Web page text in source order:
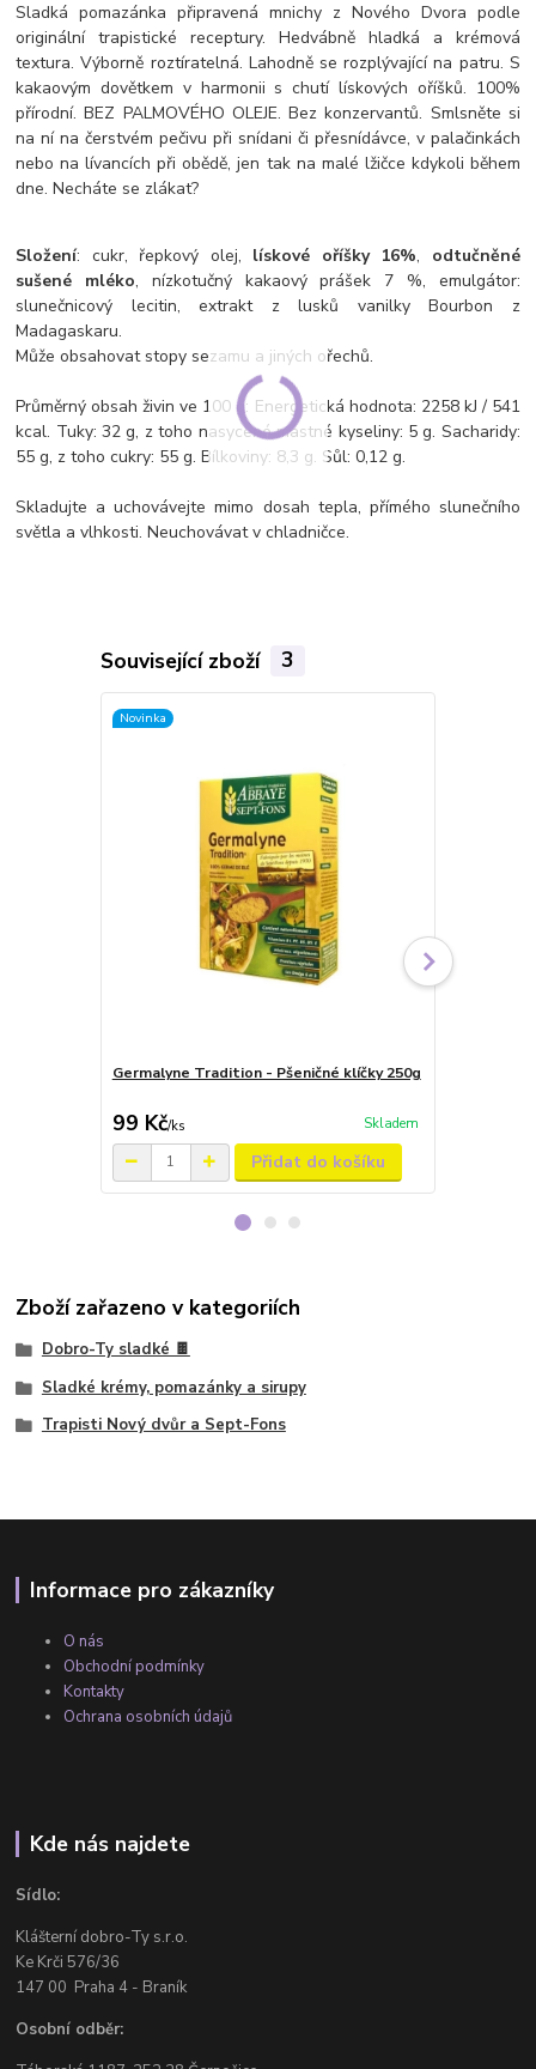
Sladká pomazánka připravená mnichy z Nového Dvora podle
originální trapistické receptury. Hedvábně hladká a krémová
textura. Výborně roztíratelná. Lahodně se rozplývající na patru. S
kakaovým dovětkem v harmonii s chutí lískových oříšků. 100%
přírodní. BEZ PALMOVÉHO OLEJE. Bez konzervantů. Smlsněte si
na ní na čerstvém pečivu při snídani či přesnídávce, v palačinkách
nebo na lívancích při obědě, jen tak na malé lžičce kdykoli během
dne. Necháte se zlákat?
Složení: cukr, řepkový olej, lískové oříšky 16%, odtučněné
sušené mléko, nízkotučný kakaový prášek 7 %, emulgátor:
slunečnicový lecitin, extrakt z lusků vanilky Bourbon z
Madagaskaru.
Může obsahovat stopy sezamu a jiných ořechů.
Průměrný obsah živin ve 100 g: Energetická hodnota: 2258 kJ / 541
kcal. Tuky: 32 g, z toho nasycené mastné kyseliny: 5 g. Sacharidy:
55 g, z toho cukry: 55 g. Bílkoviny: 8,3 g. Sůl: 0,12 g.
Skladujte a uchovávejte mimo dosah tepla, přímého slunečního
světla a vlhkosti. Neuchovávat v chladničce.
Související zboží 3
Novinka
Germalyne Tradition - Pšeničné klíčky 250g
99 Kč/ks Skladem
Přidat do košíku
Zboží zařazeno v kategoriích
Dobro-Ty sladké 🍫
Sladké krémy, pomazánky a sirupy
Trapisti Nový dvůr a Sept-Fons
Informace pro zákazníky
O nás
Obchodní podmínky
Kontakty
Ochrana osobních údajů
Kde nás najdete
Sídlo:
Klášterní dobro-Ty s.r.o.
Ke Krči 576/36
147 00 Praha 4 - Braník
Osobní odběr: